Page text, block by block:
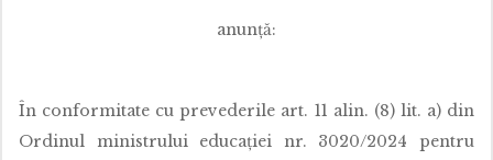
anunță:
În conformitate cu prevederile art. 11 alin. (8) lit. a) din
Ordinul ministrului educației nr. 3020/2024 pentru